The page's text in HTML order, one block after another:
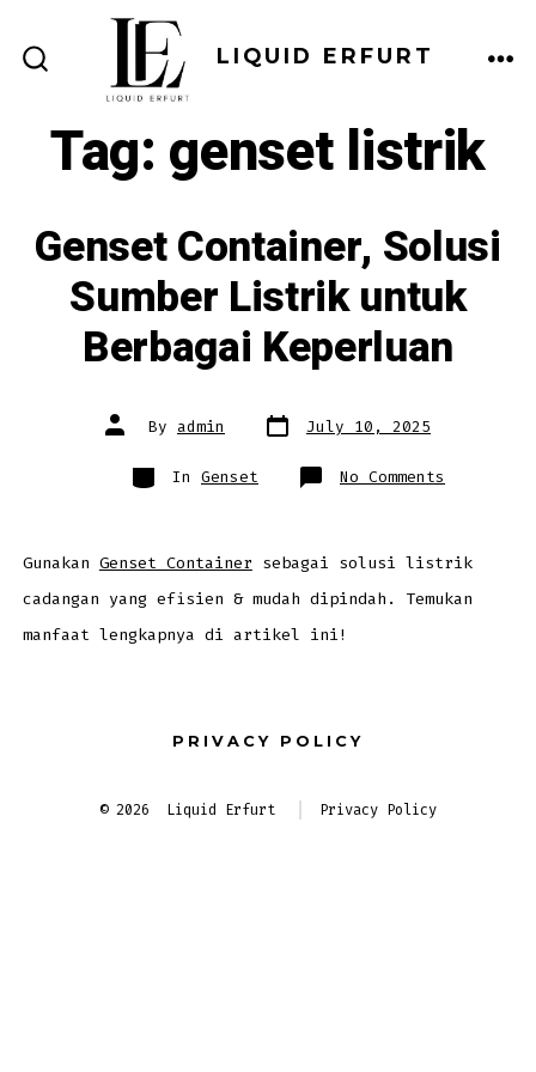
SEARCH
TOGGLE
LIQUID ERFURT
Tag: genset listrik
Genset Container, Solusi
Sumber Listrik untuk
Berbagai Keperluan
Post
author
By admin Post
date
July 10, 2025
Categories
In Genset No Comments
Genset
untuk
Keperluan
Gunakan Genset Container sebagai solusi listrik
cadangan yang efisien & mudah dipindah. Temukan
manfaat lengkapnya di artikel ini!
PRIVACY POLICY
© 2026 Liquid Erfurt Privacy Policy